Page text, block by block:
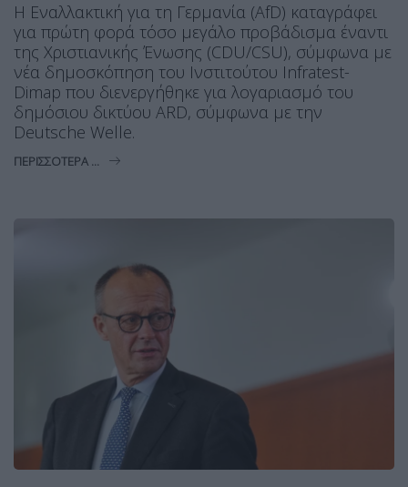
Η Εναλλακτική για τη Γερμανία (AfD) καταγράφει
για πρώτη φορά τόσο μεγάλο προβάδισμα έναντι
της Χριστιανικής Ένωσης (CDU/CSU), σύμφωνα με
νέα δημοσκόπηση του Ινστιτούτου Infratest-
Dimap που διενεργήθηκε για λογαριασμό του
δημόσιου δικτύου ARD, σύμφωνα με την
Deutsche Welle.
ΠΕΡΙΣΣΌΤΕΡΑ ...